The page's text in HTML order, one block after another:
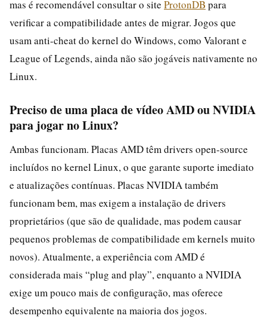
mas é recomendável consultar o site ProtonDB para
verificar a compatibilidade antes de migrar. Jogos que
usam anti-cheat do kernel do Windows, como Valorant e
League of Legends, ainda não são jogáveis nativamente no
Linux.
Preciso de uma placa de vídeo AMD ou NVIDIA
para jogar no Linux?
Ambas funcionam. Placas AMD têm drivers open-source
incluídos no kernel Linux, o que garante suporte imediato
e atualizações contínuas. Placas NVIDIA também
funcionam bem, mas exigem a instalação de drivers
proprietários (que são de qualidade, mas podem causar
pequenos problemas de compatibilidade em kernels muito
novos). Atualmente, a experiência com AMD é
considerada mais “plug and play”, enquanto a NVIDIA
exige um pouco mais de configuração, mas oferece
desempenho equivalente na maioria dos jogos.